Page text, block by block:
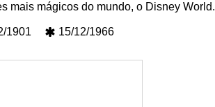
mais mágicos do mundo, o Disney World.
1901 15/12/1966